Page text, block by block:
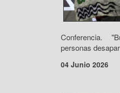
Conferencia.
personas
04 Junio 2026